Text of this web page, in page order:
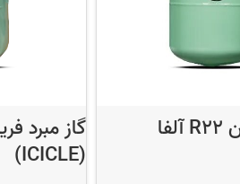
گاز مبرد فریون R22 آلفا
(ICICLE)